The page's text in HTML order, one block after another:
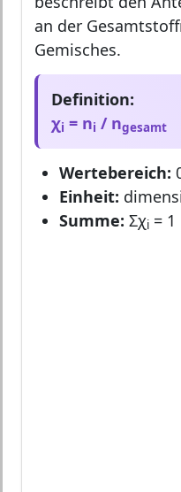
an der
Gemisches.
Definition:
χi = ni / ngesamt
Wertebereich:
Einheit:
Summe: Σχi = 1